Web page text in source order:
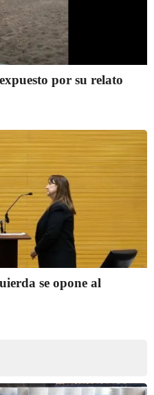
por su relato
se opone al